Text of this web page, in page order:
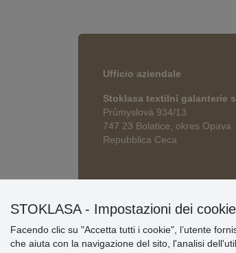
Ufficio aziendale
Stoklasa textilní galanterie
Průmyslová 934/13
747 23 Bolatice, okres Opava
Repubblica Ceca
STOKLASA - Impostazioni dei cookie
Facendo clic su "Accetta tutti i cookie", l’utente
che aiuta con la navigazione del sito, l'analisi